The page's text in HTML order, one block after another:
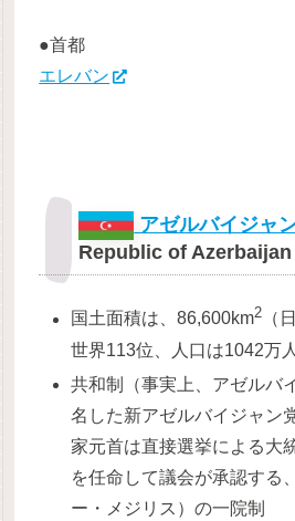
●首都
エレバン
アゼルバイジャ
Republic of Azerbaijan
国土面積は、86,600km2 （
世界113位、人口は1042万
共和制（事実上、アゼルバ
名した新アゼルバイジャン
家元首は直接選挙による大
を任命して議会が承認する
ー・メジリス）の一院制